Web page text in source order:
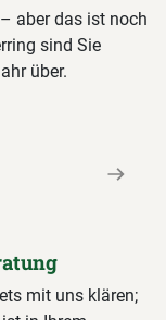
aber das ist noch
sind Sie
über.
mit uns klären;
Next